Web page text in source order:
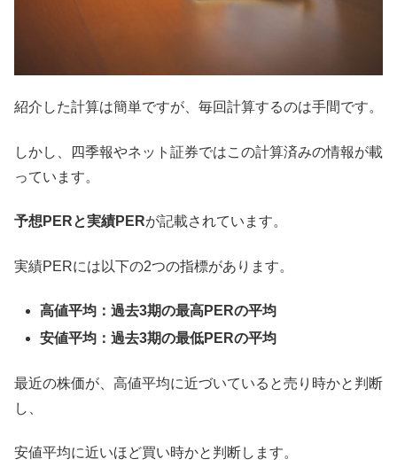
紹介した計算は簡単ですが、毎回計算するのは手間です。
しかし、四季報やネット証券ではこの計算済みの情報が載
っています。
予想PERと実績PERが記載されています。
実績PERには以下の2つの指標があります。
高値平均：過去3期の最高PERの平均
安値平均：過去3期の最低PERの平均
最近の株価が、高値平均に近づいていると売り時かと判断
し、
安値平均に近いほど買い時かと判断します。